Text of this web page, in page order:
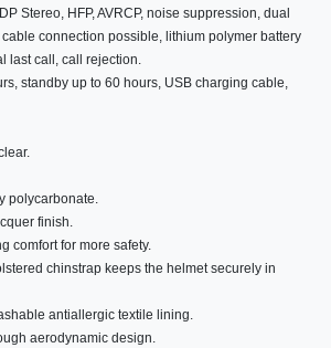
Stereo, HFP, AVRCP, noise suppression, dual
connection possible, lithium polymer battery
last call, call rejection.
standby up to 60 hours, USB charging cable,
polycarbonate.
finish.
comfort for more safety.
chinstrap keeps the helmet securely in
antiallergic textile lining.
aerodynamic design.